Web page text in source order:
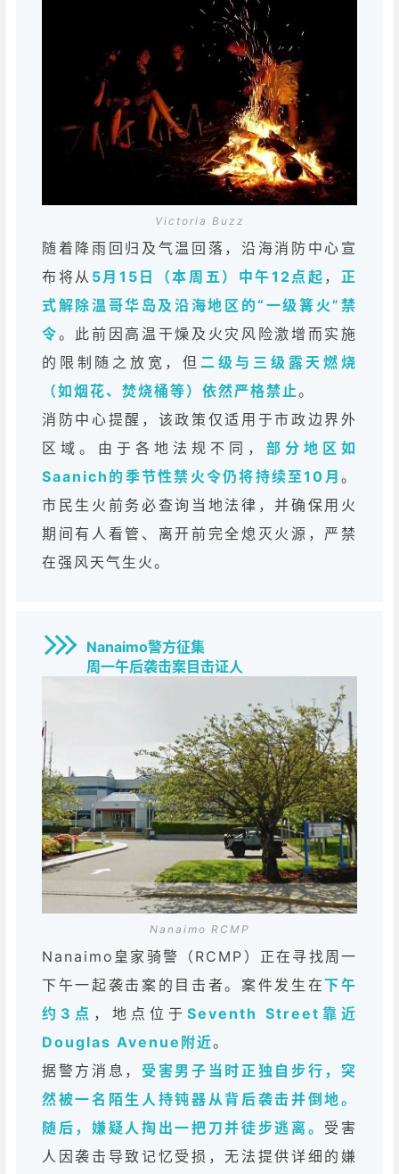
Victoria Buzz
随着降雨回归及气温回落，沿海消防中心宣
布将从 5月15日（本周五）中午12点起 ，正
式解除温哥华岛及沿海地区的“一级篝火”禁
令。此前因高温干燥及火灾风险激增而实施
的限制随之放宽，但 二级与三级露天燃烧
（如烟花、焚烧桶等）依然严格禁止。
消防中心提醒，该政策仅适用于市政边界外
区域。由于各地法规不同， 部分地区如
Saanich的季节性禁火令仍将持续至10月 。
市民生火前务必查询当地法律，并确保用火
期间有人看管、离开前完全熄灭火源，严禁
在强风天气生火。
Nanaimo警方征集
周一午后袭击案目击证人
Nanaimo RCMP
Nanaimo皇家骑警（RCMP）正在寻找周一
下午一起袭击案的目击者。案件发生在下午
约3点 ，地点位于 Seventh Street靠近
Douglas Avenue附近。
据警方消息， 受害男子当时正独自步行，突
然被一名陌生人持钝器从背后袭击并倒地。
随后，嫌疑人掏出一把刀并徒步逃离。 受害
人因袭击导致记忆受损，无法提供详细的嫌